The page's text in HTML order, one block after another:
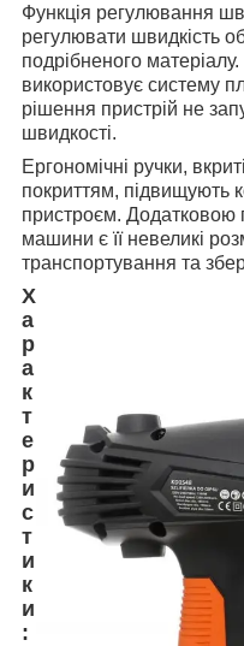
Функція регулювання
регулювати швидкість
подрібненого матеріалу.
використовує систему
рішення пристрій не
швидкості.
Ергономічні ручки,
покриттям, підвищують
пристроєм. Додатковою
машини є її невеликі
транспортування та
Х
а
р
а
к
т
е
р
и
с
т
и
к
и
: